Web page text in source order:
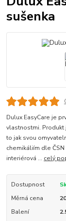
sušenka
Dulux EasyCare je
vlastnostmi. Produkt
to jak svou
chemikáliím dle ČSN
interiérová ... celý
Dostupnost
Měrná cena
Balení